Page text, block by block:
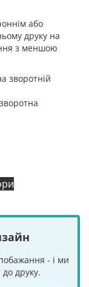
або
друку на
з меншою
зворотній
- і ми
друку.